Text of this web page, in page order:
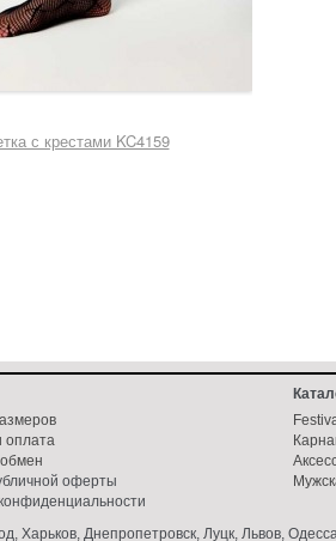
с крестами KC4159
оплата
оферты
Харьков, Днепропетровск, Луцк, Львов,